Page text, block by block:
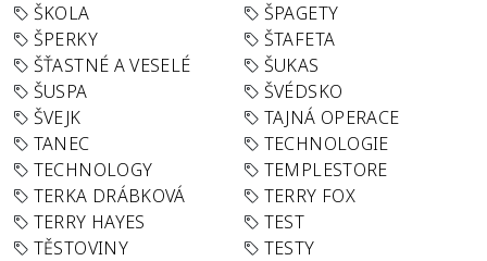
ŠKOLA
ŠPAGETY
ŠPERKY
ŠTAFETA
ŠŤASTNÉ A VESELÉ
ŠUKAS
ŠUSPA
ŠVÉDSKO
ŠVEJK
TAJNÁ OPERACE
TANEC
TECHNOLOGIE
TECHNOLOGY
TEMPLESTORE
TERKA DRÁBKOVÁ
TERRY FOX
TERRY HAYES
TEST
TĚSTOVINY
TESTY